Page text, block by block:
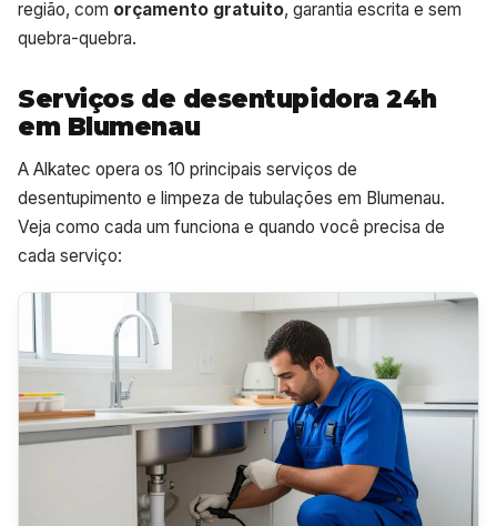
região, com orçamento gratuito, garantia escrita e sem
quebra-quebra.
Serviços de desentupidora 24h
em Blumenau
A Alkatec opera os 10 principais serviços de
desentupimento e limpeza de tubulações em Blumenau.
Veja como cada um funciona e quando você precisa de
cada serviço: